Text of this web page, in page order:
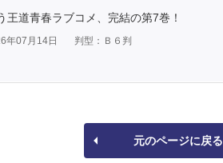
道青春ラブコメ、完結の第7巻！
年07月14日 判型：Ｂ６判
元のページに戻る